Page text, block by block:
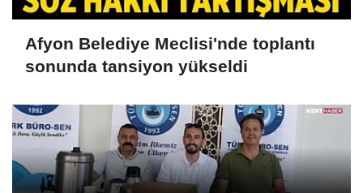
Afyon Belediye Meclisi'nde toplantı
sonunda tansiyon yükseldi